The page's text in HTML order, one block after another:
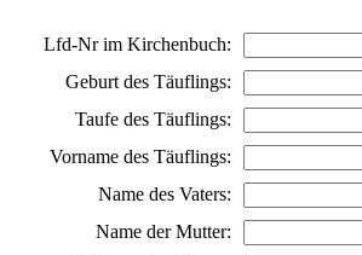
Lfd-Nr im Kirchenbuch:
Geburt des Täuflings:
Taufe des Täuflings:
Vorname des Täuflings:
Name des Vaters:
Name der Mutter: